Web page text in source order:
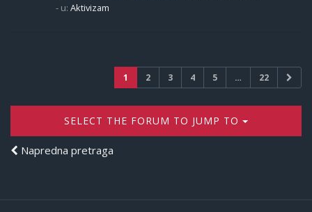
- u: Aktivizam
1 2 3 4 5 … 22
SELECT THE FORUM TO JUMP TO
Napredna pretraga